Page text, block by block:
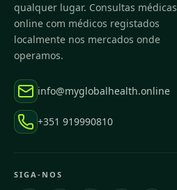
qualquer lugar. Consultas médicas
online com médicos registados
localmente nos mercados onde
operamos.
info@myglobalhealth.online
+351 919990810
SIGA-NOS